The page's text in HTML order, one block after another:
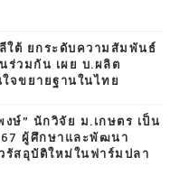
ใต้ ยกระดับความสัมพันธ์
ร่วมกัน เผย บ.ผลิต
จขยายฐานในไทย
ษ์” นักวิจัย ม.เกษตร เป็น
ผู้ศึกษาและพัฒนา
รัสอุบัติใหม่ในฟาร์มปลา